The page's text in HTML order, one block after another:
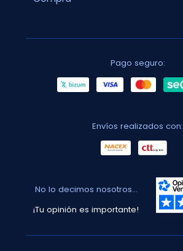
Pago seguro:
Envíos realizados con:
No lo decimos nosotros...
¡Tu opinión es importante!